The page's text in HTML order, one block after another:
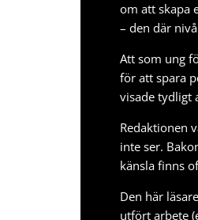
om att skapa
– den där
Att som ung
för att spara
visade tydligt
Redaktionen
inte ser.
känsla finns
Den här
utfört arbete